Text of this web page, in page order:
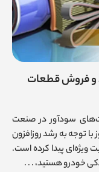
و فروش قطعات
سودآور در صنعت
توجه به رشد روزافزون
ویژه‌ای پیدا کرده است.
خودرو هستید، . . .